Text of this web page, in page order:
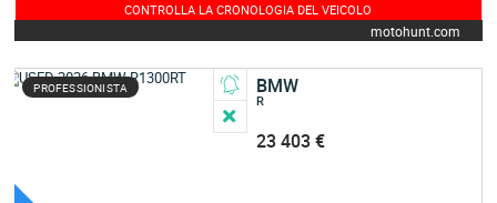
CONTROLLA LA CRONOLOGIA DEL VEICOLO
motohunt.com
PROFESSIONISTA BMW
R
23 403 €